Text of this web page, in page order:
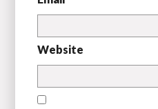
Website